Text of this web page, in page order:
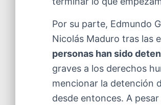
Por su parte, Edmundo
Nicolás Maduro tras las
personas han sido
graves a los derechos
mencionar la detención
desde entonces. A